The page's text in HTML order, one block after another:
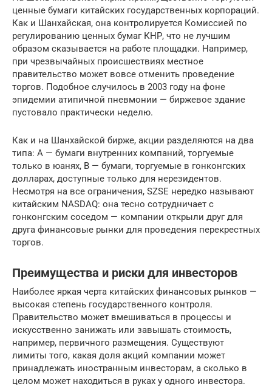
ценные бумаги китайских государственных корпораций.
Как и Шанхайская, она контролируется Комиссией по
регулированию ценных бумаг КНР, что не лучшим
образом сказывается на работе площадки. Например,
при чрезвычайных происшествиях местное
правительство может вовсе отменить проведение
торгов. Подобное случилось в 2003 году на фоне
эпидемии атипичной пневмонии — биржевое здание
пустовало практически неделю.
Как и на Шанхайской бирже, акции разделяются на два
типа: А — бумаги внутренних компаний, торгуемые
только в юанях, В — бумаги, торгуемые в гонконгских
долларах, доступные только для нерезидентов.
Несмотря на все ограничения, SZSE нередко называют
китайским NASDAQ: она тесно сотрудничает с
гонконгским соседом — компании открыли друг для
друга финансовые рынки для проведения перекрестных
торгов.
Преимущества и риски для инвесторов
Наиболее яркая черта китайских финансовых рынков —
высокая степень государственного контроля.
Правительство может вмешиваться в процессы и
искусственно занижать или завышать стоимость,
например, первичного размещения. Существуют
лимиты того, какая доля акций компании может
принадлежать иностранным инвесторам, а сколько в
целом может находиться в руках у одного инвестора.